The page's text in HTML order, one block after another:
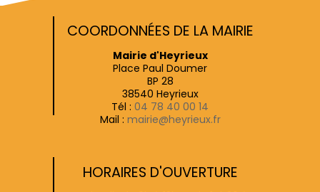
COORDONNÉES DE LA MAIRIE
Mairie d'Heyrieux
Place Paul Doumer
BP 28
38540 Heyrieux
Tél : 04 78 40 00 14
Mail : mairie@heyrieux.fr
HORAIRES D'OUVERTURE